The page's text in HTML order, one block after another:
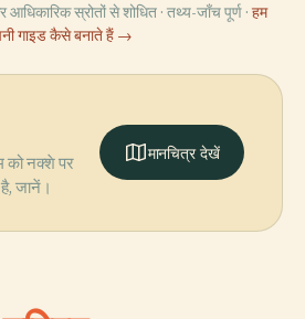
स्रोतों से शोधित · तथ्य-जाँच पूर्ण · हम
गाइड कैसे बनाते हैं →
को नक्शे पर
जानें।
मानचित्र देखें